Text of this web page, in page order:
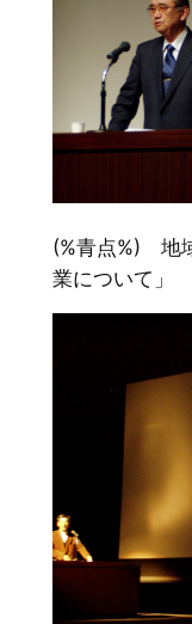
(%青点%) 地
業について」